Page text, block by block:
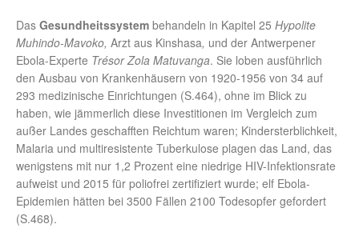
Das Gesundheitssystem behandeln in Kapitel 25 Hypolite
Muhindo-Mavoko, Arzt aus Kinshasa, und der Antwerpener
Ebola-Experte Trésor Zola Matuvanga. Sie loben ausführlich
den Ausbau von Krankenhäusern von 1920-1956 von 34 auf
293 medizinische Einrichtungen (S.464), ohne im Blick zu
haben, wie jämmerlich diese Investitionen im Vergleich zum
außer Landes geschafften Reichtum waren; Kindersterblichkeit,
Malaria und multiresistente Tuberkulose plagen das Land, das
wenigstens mit nur 1,2 Prozent eine niedrige HIV-Infektionsrate
aufweist und 2015 für poliofrei zertifiziert wurde; elf Ebola-
Epidemien hätten bei 3500 Fällen 2100 Todesopfer gefordert
(S.468).